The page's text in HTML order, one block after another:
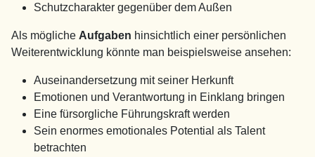
Schutzcharakter gegenüber dem Außen
Als mögliche Aufgaben hinsichtlich einer persönlichen
Weiterentwicklung könnte man beispielsweise ansehen:
Auseinandersetzung mit seiner Herkunft
Emotionen und Verantwortung in Einklang bringen
Eine fürsorgliche Führungskraft werden
Sein enormes emotionales Potential als Talent
betrachten